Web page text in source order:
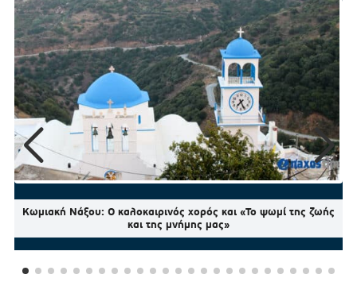
Κωμιακή Νάξου: Ο καλοκαιρινός χορός και «Το ψωμί της ζωής
και της μνήμης μας»